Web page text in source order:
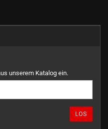
unserem Katalog ein.
LOS